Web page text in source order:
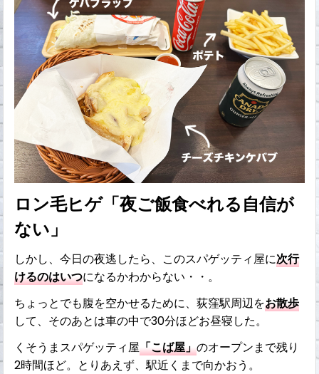
ロン毛ヒゲ「夜ご飯食べれる自信が
ない」
しかし、今日の夜逃したら、このスパゲッティ屋に次行
けるのはいつになるかわからない・・。
ちょっとでも腹を空かせるために、荻窪駅周辺をお散歩
して、そのあとは車の中で30分ほどお昼寝した。
くそうまスパゲッティ屋「こば屋」のオープンまで残り
2時間ほど。とりあえず、駅近くまで向かおう。